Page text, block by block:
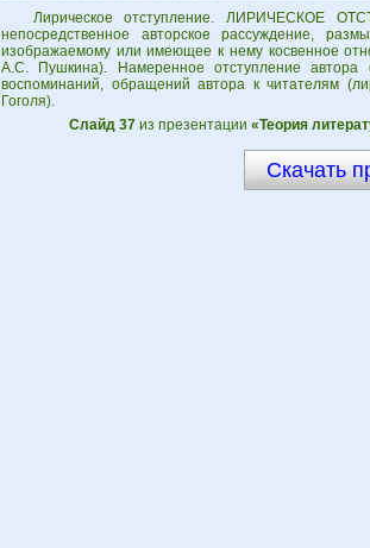
Лирическое отступление. ЛИРИЧЕСКОЕ
непосредственное авторское рассуждение,
изображаемому или имеющее к нему косвенное
А.С. Пушкина). Намеренное отступление
воспоминаний, обращений автора к читателям
Гоголя).
Слайд 37 из презентации «Теория
Скачать